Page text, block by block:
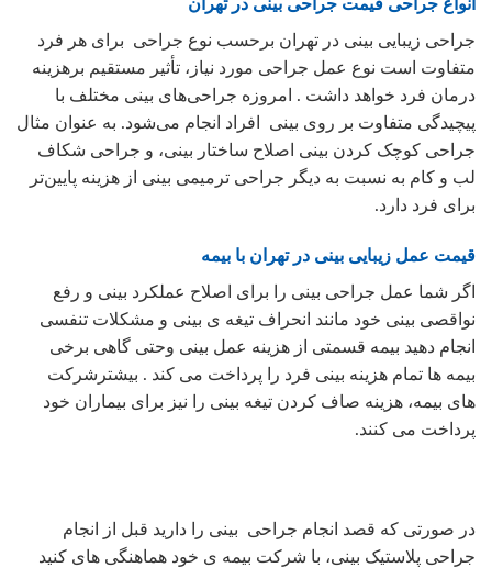
انواع جراحی قیمت جراحی بینی در تهران
جراحی زیبایی بینی در تهران برحسب نوع جراحی برای هر فرد
متفاوت است نوع عمل جراحی مورد نیاز، تأثیر مستقیم برهزینه
درمان فرد خواهد داشت . امروزه جراحی‌های بینی مختلف با
پیچیدگی متفاوت بر روی بینی افراد انجام می‌شود. به عنوان مثال
جراحی کوچک کردن بینی اصلاح ساختار بینی، و جراحی شکاف
لب و کام به نسبت به دیگر جراحی ترمیمی بینی از هزینه پایین‌تر
برای فرد دارد.
قیمت عمل زیبایی بینی در تهران با بیمه
اگر شما عمل جراحی بینی را برای اصلاح عملکرد بینی و رفع
نواقصی بینی خود مانند انحراف تیغه ی بینی و مشکلات تنفسی
انجام دهید بیمه قسمتی از هزینه عمل بینی وحتی گاهی برخی
بیمه ها تمام هزینه بینی فرد را پرداخت می کند . بیشترشرکت
های بیمه، هزینه صاف کردن تیغه بینی را نیز برای بیماران خود
پرداخت می کنند.
در صورتی که قصد انجام جراحی بینی را دارید قبل از انجام
جراحی پلاستیک بینی، با شرکت بیمه ی خود هماهنگی های کنید